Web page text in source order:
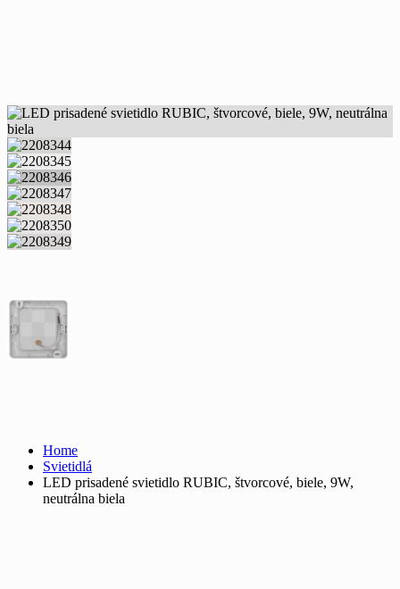
Home
Svietidlá
LED prisadené svietidlo RUBIC, štvorcové, biele, 9W,
neutrálna biela